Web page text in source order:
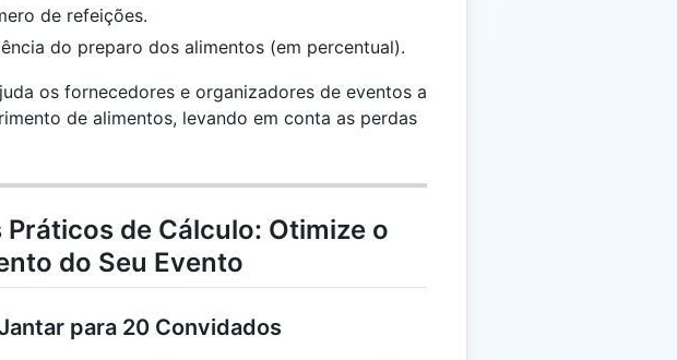
de refeições.
do preparo dos alimentos (em percentual).
os fornecedores e organizadores de eventos a
de alimentos, levando em conta as perdas
Práticos de Cálculo: Otimize o
do Seu Evento
para 20 Convidados